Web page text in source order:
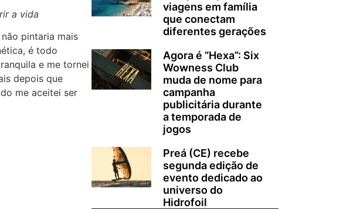
a vida
pintaria mais
é todo
e me tornei
depois que
me aceitei ser
viagens em família
que conectam
diferentes gerações
Agora é “Hexa”: Six
Wowness Club
muda de nome para
campanha
publicitária durante
a temporada de
jogos
Preá (CE) recebe
segunda edição de
evento dedicado ao
universo do
Hidrofoil